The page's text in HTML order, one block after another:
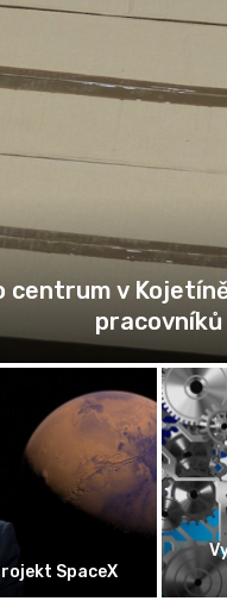
na
Company
či identitě se v
1,4 milionu lidí